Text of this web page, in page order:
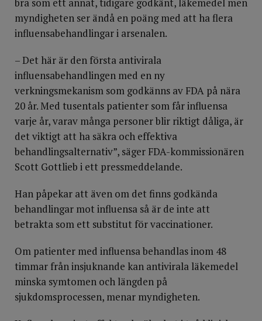
myndigheten ser ändå en poäng med att ha flera
influensabehandlingar i arsenalen.
– Det här är den första antivirala
influensabehandlingen med en ny
verkningsmekanism som godkänns av FDA på nära
20 år. Med tusentals patienter som får influensa
varje år, varav många personer blir riktigt dåliga, är
det viktigt att ha säkra och effektiva
behandlingsalternativ”, säger FDA-kommissionären
Scott Gottlieb i ett pressmeddelande.
Han påpekar att även om det finns godkända
behandlingar mot influensa så är de inte att
betrakta som ett substitut för vaccinationer.
Om patienter med influensa behandlas inom 48
timmar från insjuknande kan antivirala läkemedel
minska symtomen och längden på
sjukdomsprocessen, menar myndigheten.